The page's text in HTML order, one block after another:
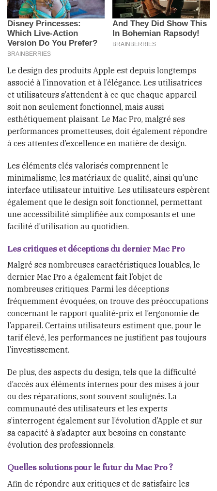
Le design des produits Apple est depuis longtemps
associé à l’innovation et à l’élégance. Les utilisatrices
et utilisateurs s’attendent à ce que chaque appareil
soit non seulement fonctionnel, mais aussi
esthétiquement plaisant. Le Mac Pro, malgré ses
performances prometteuses, doit également répondre
à ces attentes d’excellence en matière de design.
Les éléments clés valorisés comprennent le
minimalisme, les matériaux de qualité, ainsi qu’une
interface utilisateur intuitive. Les utilisateurs espèrent
également que le design soit fonctionnel, permettant
une accessibilité simplifiée aux composants et une
facilité d’utilisation au quotidien.
Les critiques et déceptions du dernier Mac Pro
Malgré ses nombreuses caractéristiques louables, le
dernier Mac Pro a également fait l’objet de
nombreuses critiques. Parmi les déceptions
fréquemment évoquées, on trouve des préoccupations
concernant le rapport qualité-prix et l’ergonomie de
l’appareil. Certains utilisateurs estiment que, pour le
tarif élevé, les performances ne justifient pas toujours
l’investissement.
De plus, des aspects du design, tels que la difficulté
d’accès aux éléments internes pour des mises à jour
ou des réparations, sont souvent soulignés. La
communauté des utilisateurs et les experts
s’interrogent également sur l’évolution d’Apple et sur
sa capacité à s’adapter aux besoins en constante
évolution des professionnels.
Quelles solutions pour le futur du Mac Pro ?
Afin de répondre aux critiques et de satisfaire les